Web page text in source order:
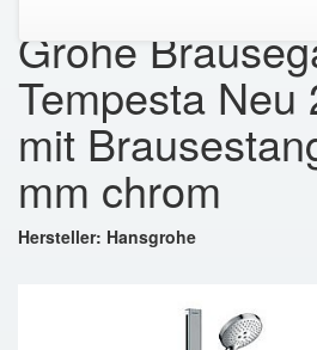
Grohe
Tempesta Neu
mit
mm chrom
Hersteller: Hansgrohe